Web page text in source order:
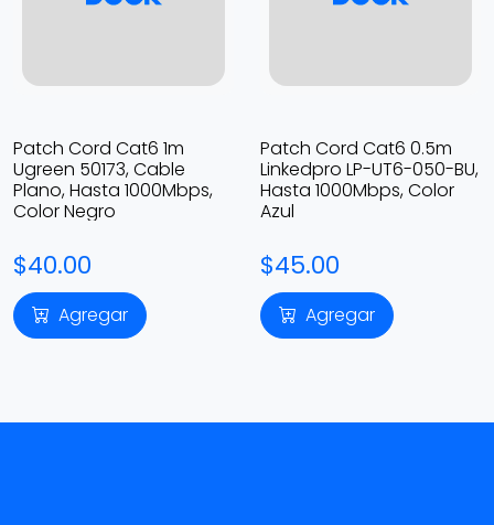
Patch Cord Cat6 1m
Ugreen 50173, Cable
Plano, Hasta 1000Mbps,
Color Negro
$40.00
Agregar
Patch Cord Cat6 0.5m
Linkedpro LP-UT6-050-BU,
Hasta 1000Mbps, Color
Azul
$45.00
Agregar